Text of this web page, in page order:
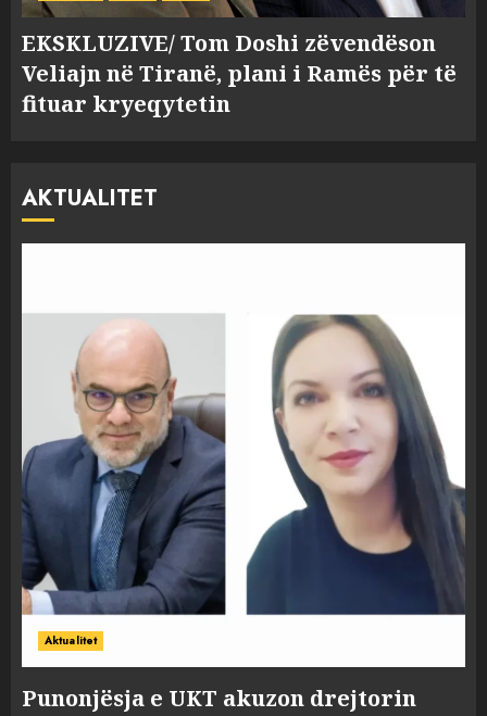
EKSKLUZIVE/ Tom Doshi zëvendëson
Veliajn në Tiranë, plani i Ramës për të
fituar kryeqytetin
AKTUALITET
Aktualitet
Punonjësja e UKT akuzon drejtorin